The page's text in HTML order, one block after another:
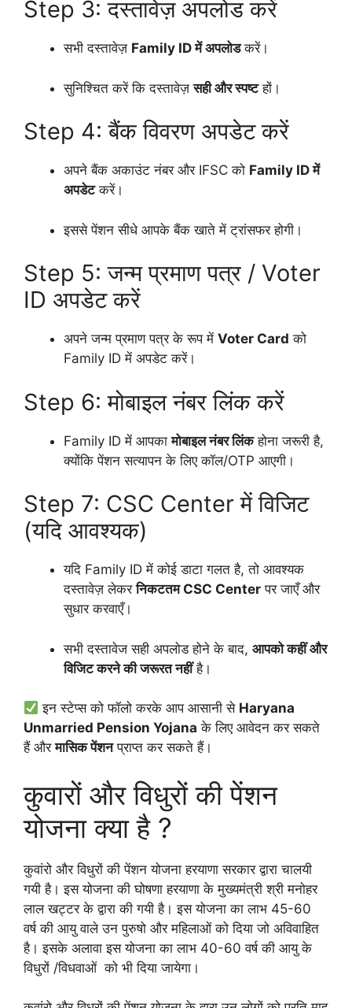
Step 3: दस्तावेज़ अपलोड करें
सभी दस्तावेज़ Family ID में अपलोडकरें।
सुनिश्चित करें कि दस्तावेज़सही और स्पष्टहों।
Step 4: बैंक विवरण अपडेट करें
अपने बैंक अकाउंट नंबर और IFSC को Family ID में
अपडेटकरें।
इससे पेंशन सीधे आपके बैंक खाते में ट्रांसफर होगी।
Step 5: जन्म प्रमाण पत्र / Voter
ID अपडेट करें
अपने जन्म प्रमाण पत्र के रूप में Voter Card को
Family ID में अपडेट करें।
Step 6: मोबाइल नंबर लिंक करें
Family ID में आपकामोबाइल नंबर लिंकहोना जरूरी है,
क्योंकि पेंशन सत्यापन के लिए कॉल/OTP आएगी।
Step 7: CSC Center में विजिट
(यदि आवश्यक)
यदि Family ID में कोई डाटा गलत है, तो आवश्यक
दस्तावेज़ लेकरनिकटतम CSC Center पर जाएँ और
सुधार करवाएँ।
सभी दस्तावेज सही अपलोड होने के बाद, आपको कहीं और
विजिट करने की जरूरत नहींहै।
इन स्टेप्स को फॉलो करके आप आसानी से Haryana
Unmarried Pension Yojana के लिए आवेदन कर सकते
हैं औरमासिक पेंशनप्राप्त कर सकते हैं।
कुवारों और विधुरों की पेंशन
योजना क्या है ?
कुवांरो और विधुरों की पेंशन योजना हरयाणा सरकार द्वारा चालयी
गयी है। इस योजना की घोषणा हरयाणा के मुख्यमंत्री श्री मनोहर
लाल खट्टर के द्वारा की गयी है। इस योजना का लाभ 45-60
वर्ष की आयु वाले उन पुरुषो और महिलाओं को दिया जो अविवाहित
है। इसके अलावा इस योजना का लाभ 40-60 वर्ष की आयु के
विधुरों /विधवाओं को भी दिया जायेगा।